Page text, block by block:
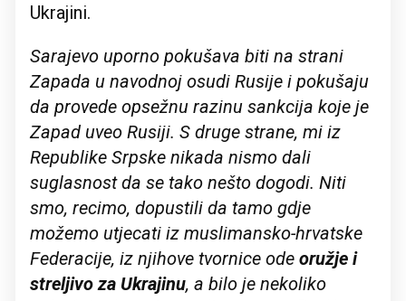
Ukrajini.
Sarajevo uporno pokušava biti na strani
Zapada u navodnoj osudi Rusije i pokušaju
da provede opsežnu razinu sankcija koje je
Zapad uveo Rusiji. S druge strane, mi iz
Republike Srpske nikada nismo dali
suglasnost da se tako nešto dogodi. Niti
smo, recimo, dopustili da tamo gdje
možemo utjecati iz muslimansko-hrvatske
Federacije, iz njihove tvornice ode oružje i
streljivo za Ukrajinu, a bilo je nekoliko